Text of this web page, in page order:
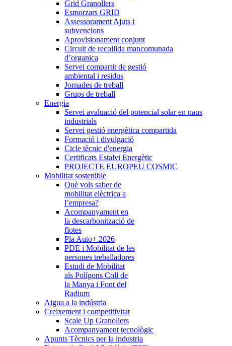
Grid Granollers
Esmorzars GRID
Assessorament Ajuts i
subvencions
Aprovisionament conjunt
Circuit de recollida mancomunada
d’organica
Servei compartit de gestió
ambiental i residus
Jornades de treball
Grups de treball
Energia
Servei avaluació del potencial solar en naus
industrials
Servei gestió energètica compartida
Formació i divulgació
Cicle tècnic d'energia
Certificats Estalvi Energètic
PROJECTE EUROPEU COSMIC
Mobilitat sostenible
Què vols saber de
mobilitat elèctrica a
l’empresa?
Acompanyament en
la descarbonització de
flotes
Pla Auto+ 2026
PDE i Mobilitat de les
persones treballadores
Estudi de Mobilitat
als Polígons Coll de
la Manya i Font del
Radium
Aigua a la indústria
Creixement i competitivitat
Scale Up Granollers
Acompanyament tecnològic
Apunts Tècnics per la industria